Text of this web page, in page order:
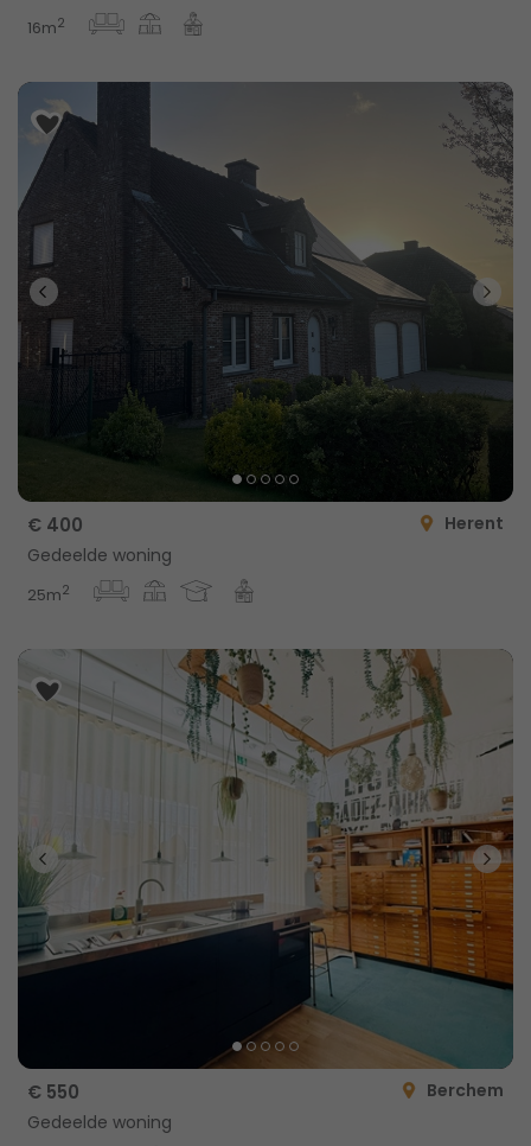
16m2
€ 400
Herent
Gedeelde woning
25m2
€ 550
Berchem
Gedeelde woning